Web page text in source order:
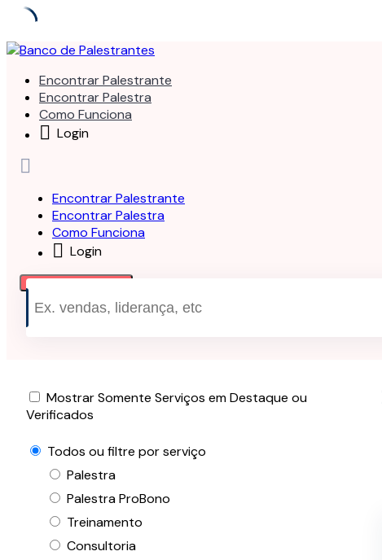
Skip
contentEncontrar Palestrante
Encontrar Palestra
Como Funciona
Login
Encontrar Palestrante
Encontrar Palestra
Como Funciona
Login
Mostrar Somente Serviços em Destaque ou
Verificados
Todos ou filtre por serviço
Palestra
Palestra ProBono
Treinamento
Consultoria